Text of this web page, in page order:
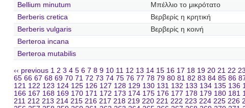
Bellium minutum
Μπέλλιο το μικρότατο
Berberis cretica
Βερβερίς η κρητική
Berberis vulgaris
Βερβερίς η κοινή
Berteroa incana
Berteroa mutabilis
‹‹ previous 1 2 3 4 5 6 7 8 9 10 11 12 13 14 15 16 17 18 19 20 21 22 23
65 66 67 68 69 70 71 72 73 74 75 76 77 78 79 80 81 82 83 84 85 86
121 122 123 124 125 126 127 128 129 130 131 132 133 134 135 136
166 167 168 169 170 171 172 173 174 175 176 177 178 179 180 181
211 212 213 214 215 216 217 218 219 220 221 222 223 224 225 226